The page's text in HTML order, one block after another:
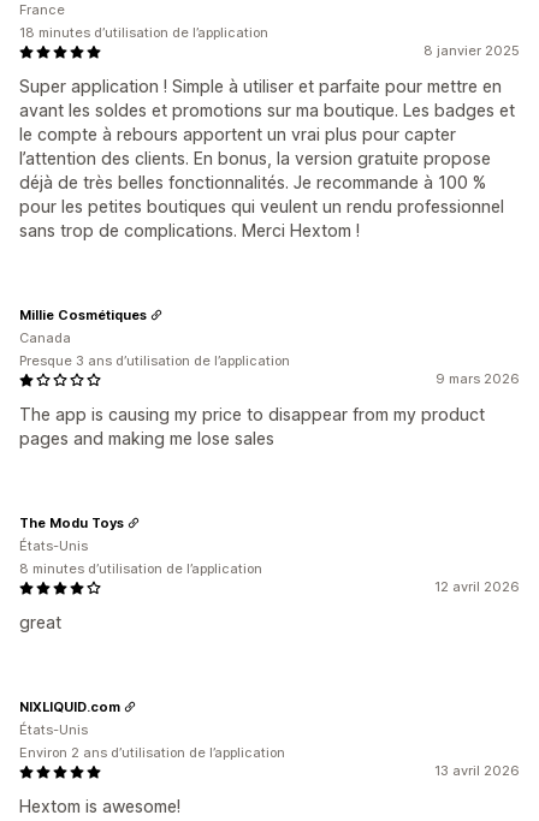
8 janvier 2025
Super application ! Simple à utiliser et parfaite pour mettre en
avant les soldes et promotions sur ma boutique. Les badges et
le compte à rebours apportent un vrai plus pour capter
l’attention des clients. En bonus, la version gratuite propose
déjà de très belles fonctionnalités. Je recommande à 100 %
pour les petites boutiques qui veulent un rendu professionnel
sans trop de complications. Merci Hextom !
France
18 minutes d’utilisation de l’application
9 mars 2026
The app is causing my price to disappear from my product
pages and making me lose sales
Millie Cosmétiques
Canada
Presque 3 ans d’utilisation de l’application
12 avril 2026
great
The Modu Toys
États-Unis
8 minutes d’utilisation de l’application
13 avril 2026
Hextom is awesome!
NIXLIQUID.com
États-Unis
Environ 2 ans d’utilisation de l’application